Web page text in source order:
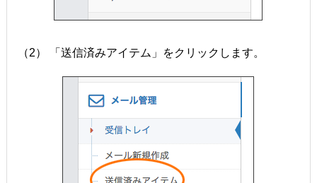
（2） 「送信済みアイテム」をクリックします。